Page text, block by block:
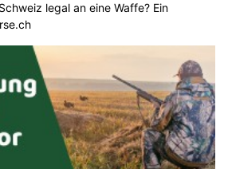
legal an eine Waffe? Ein